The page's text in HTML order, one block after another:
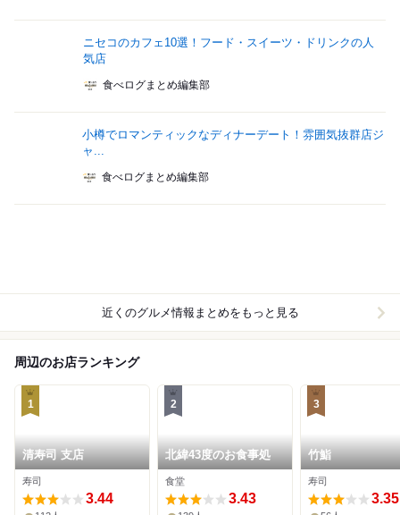
ニセコのカフェ10選！フード・スイーツ・ドリンクの人
気店
食べログまとめ編集部
小樽でロマンティックなディナーデート！雰囲気抜群店ジ
ャ...
食べログまとめ編集部
近くのグルメ情報まとめをもっと見る
周辺のお店ランキング
1
清寿司 支店
寿司
3.44
2
北緯43度のお食事処
食堂
3.43
3
竹鮨
寿司
3.35